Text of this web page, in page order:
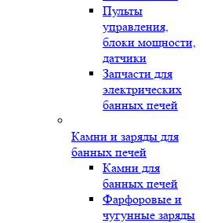
Пульты
управления,
блоки мощности,
датчики
Запчасти для
электрических
банных печей
Камни и заряды для
банных печей
Камни для
банных печей
Фарфоровые и
чугунные заряды